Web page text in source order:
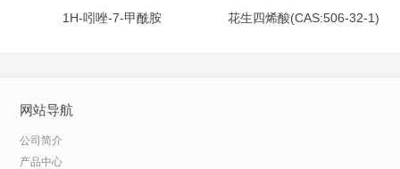
1H-吲唑-7-甲酰胺
花生四烯酸(CAS:506-32-1)
网站导航
公司简介
产品中心